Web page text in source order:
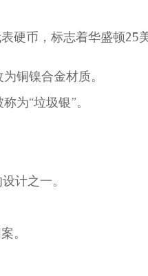
硬币，标志着华盛顿25
铜镍合金材质。
为“垃圾银”。
计之一。
。